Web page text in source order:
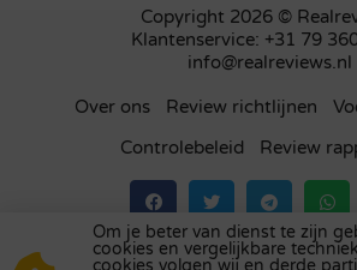
Copyright 2026 ©
Klantenservice: +31 79
info@realreviews.nl
Over ons Review richtlijnen
Controlebeleid
Review
Bezoek ons review platform inhet
Om je beter van dienst te zijn
cookies en vergelijkbare
cookies volgen wij en derde